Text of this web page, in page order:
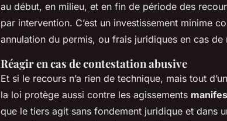
au début, en milieu, et en fin de période des
par intervention. C’est un investissement minime
annulation du permis, ou frais juridiques en cas de
Réagir en cas de contestation abusive
Et si le recours n’a rien de technique, mais tout
la loi protège aussi contre les agissements
que le tiers agit sans fondement juridique et dans